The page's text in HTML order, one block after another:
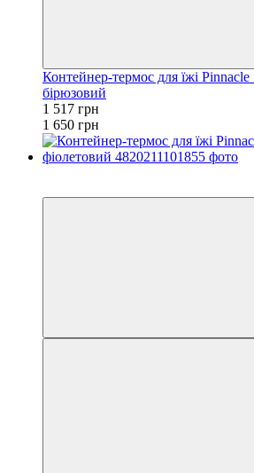
Контейнер-термос для їжі
бірюзовий
1 517 грн
1 650 грн